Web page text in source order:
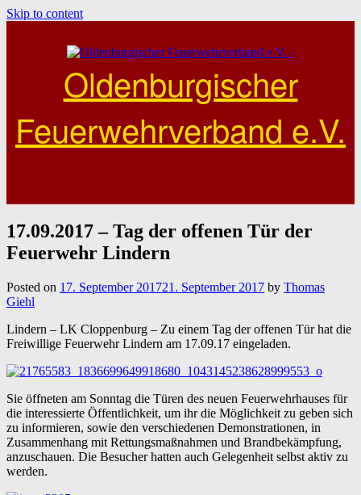
Skip to content
Oldenburgischer
Feuerwehrverband e.V.
17.09.2017 – Tag der offenen Tür der
Feuerwehr Lindern
Posted on 17. September 201721. September 2017 by Thomas
Giehl
Lindern – LK Cloppenburg – Zu einem Tag der offenen Tür hat die
Freiwillige Feuerwehr Lindern am 17.09.17 eingeladen.
Sie öffneten am Sonntag die Türen des neuen Feuerwehrhauses für
die interessierte Öffentlichkeit, um ihr die Möglichkeit zu geben sich
zu informieren, sowie den verschiedenen Demonstrationen, in
Zusammenhang mit Rettungsmaßnahmen und Brandbekämpfung,
anzuschauen. Die Besucher hatten auch Gelegenheit selbst aktiv zu
werden.